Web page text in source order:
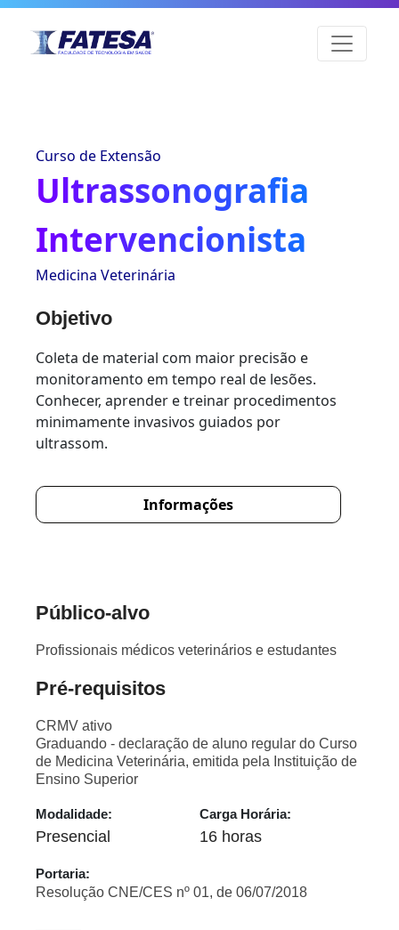
Curso de Extensão
Ultrassonografia
Intervencionista
Medicina Veterinária
Objetivo
Coleta de material com maior precisão e
monitoramento em tempo real de lesões.
Conhecer, aprender e treinar procedimentos
minimamente invasivos guiados por
ultrassom.
Informações
Público-alvo
Profissionais médicos veterinários e estudantes
Pré-requisitos
CRMV ativo
Graduando - declaração de aluno regular do Curso
de Medicina Veterinária, emitida pela Instituição de
Ensino Superior
Modalidade:
Presencial
Carga Horária:
16 horas
Portaria:
Resolução CNE/CES nº 01, de 06/07/2018